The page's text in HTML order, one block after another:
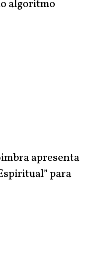
algoritmo
apresenta
para